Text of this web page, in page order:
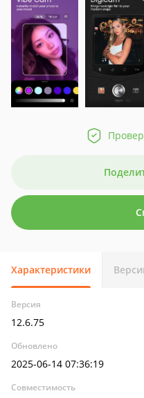
Характеристики
Версия
12.6.75
Обновлено
2025-06-14 07:36:19
Совместимость